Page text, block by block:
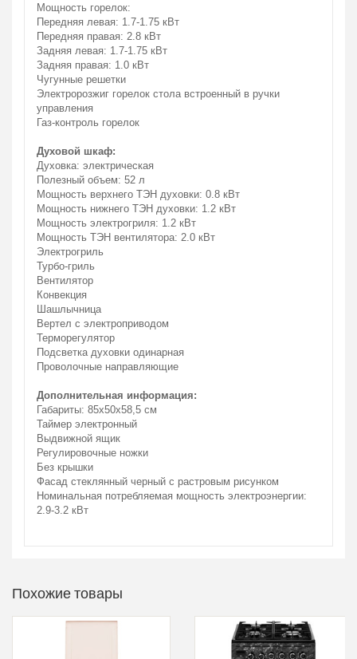
Мощность горелок:
Передняя левая: 1.7-1.75 кВт
Передняя правая: 2.8 кВт
Задняя левая: 1.7-1.75 кВт
Задняя правая: 1.0 кВт
Чугунные решетки
Электророзжиг горелок стола встроенный в ручки
управления
Газ-контроль горелок
Духовой шкаф:
Духовка: электрическая
Полезный объем: 52 л
Мощность верхнего ТЭН духовки: 0.8 кВт
Мощность нижнего ТЭН духовки: 1.2 кВт
Мощность электрогриля: 1.2 кВт
Мощность ТЭН вентилятора: 2.0 кВт
Электрогриль
Турбо-гриль
Вентилятор
Конвекция
Шашлычница
Вертел с электроприводом
Терморегулятор
Подсветка духовки одинарная
Проволочные направляющие
Дополнительная информация:
Габариты: 85х50х58,5 см
Таймер электронный
Выдвижной ящик
Регулировочные ножки
Без крышки
Фасад стеклянный черный с растровым рисунком
Номинальная потребляемая мощность электроэнергии:
2.9-3.2 кВт
Похожие товары